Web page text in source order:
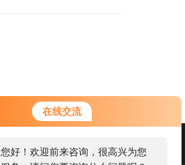
在线交流
您好！欢迎前来咨询，很高兴为您